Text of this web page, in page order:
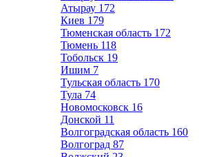
Атырау 172
Киев 179
Тюменская область 172
Тюмень 118
Тобольск 19
Ишим 7
Тульская область 170
Тула 74
Новомосковск 16
Донской 11
Волгоградская область 160
Волгоград 87